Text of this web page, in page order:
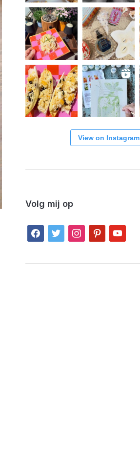
View on Instagram
Volg mij op
facebook
twitter instagrampinterestyoutube